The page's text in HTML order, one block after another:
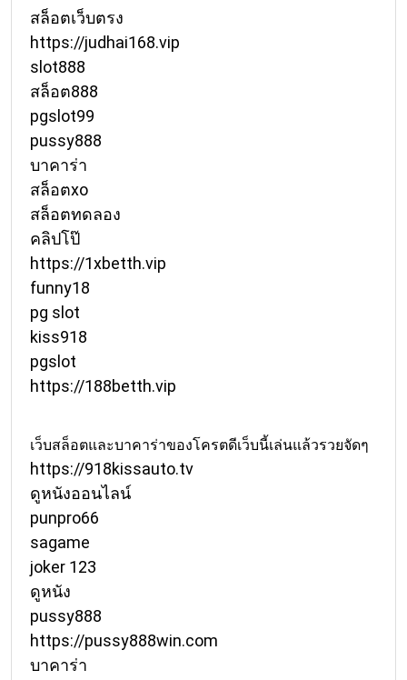
สล็อตเว็บตรง
https://judhai168.vip
slot888
สล็อต888
pgslot99
pussy888
บาคาร่า
สล็อตxo
สล็อตทดลอง
คลิปโป๊
https://1xbetth.vip
funny18
pg slot
kiss918
pgslot
https://188betth.vip
เว็บสล็อตและบาคาร่าของโครตดีเว็บนี้เล่นแล้วรวยจัดๆ
https://918kissauto.tv
ดูหนังออนไลน์
punpro66
sagame
joker 123
ดูหนัง
pussy888
https://pussy888win.com
บาคาร่า